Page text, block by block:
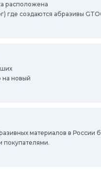
Шлифовальные абразивные
бруски Радиальные
круги
расположена
где создаются абразивы
на новый
материалов в России